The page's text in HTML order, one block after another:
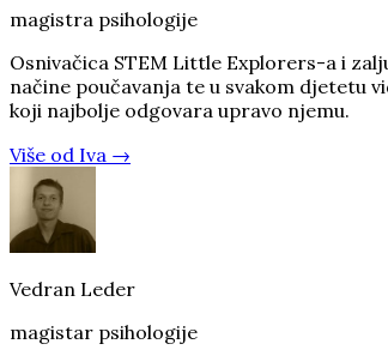
magistra psihologije
Osnivačica STEM Little Explorers-a i
načine poučavanja te u svakom djetetu
koji najbolje odgovara upravo njemu.
Više od Iva →
Vedran Leder
magistar psihologije